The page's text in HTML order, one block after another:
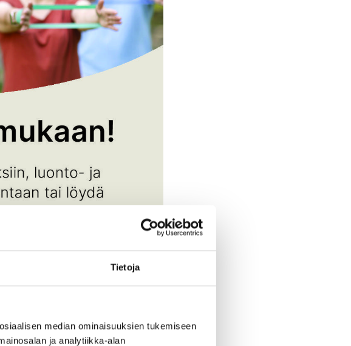
Tietoja
median ominaisuuksien tukemiseen
ja analytiikka-alan